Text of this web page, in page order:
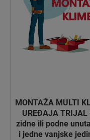
MONTAŽA MULTI
UREĐAJA TRIJAL
zidne ili podne
i jedne vanjske